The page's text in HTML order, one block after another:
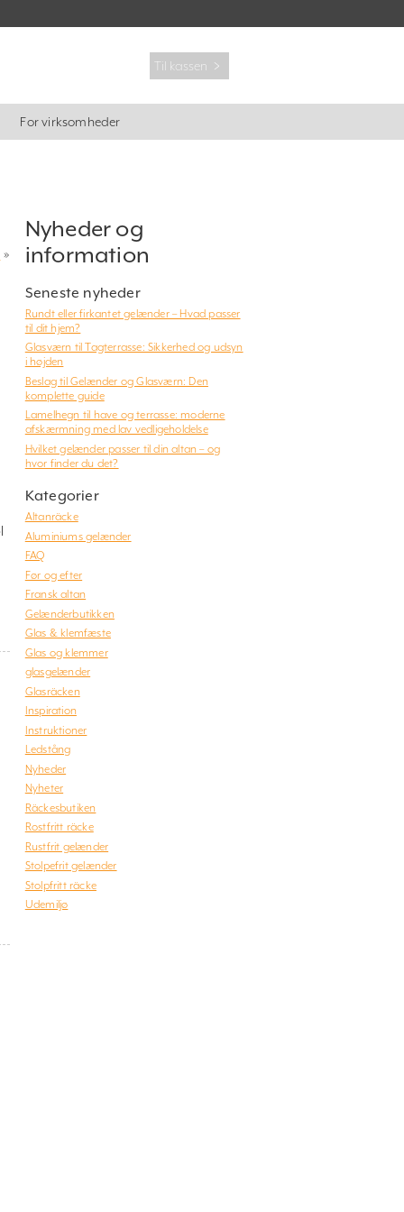
Til kassen ﹥
For virksomheder
»
Nyheder og
information
Seneste nyheder
Rundt eller firkantet gelænder – Hvad passer
til dit hjem?
Glasværn til Tagterrasse: Sikkerhed og udsyn
i højden
Beslag til Gelænder og Glasværn: Den
komplette guide
Lamelhegn til have og terrasse: moderne
afskærmning med lav vedligeholdelse
Hvilket gelænder passer til din altan – og
hvor finder du det?
Kategorier
Altanräcke
Aluminiums gelænder
FAQ
Før og efter
Fransk altan
Gelænderbutikken
Glas & klemfæste
Glas og klemmer
glasgelænder
Glasräcken
Inspiration
Instruktioner
Ledstång
Nyheder
Nyheter
Räckesbutiken
Rostfritt räcke
Rustfrit gelænder
Stolpefrit gelænder
Stolpfritt räcke
Udemiljø